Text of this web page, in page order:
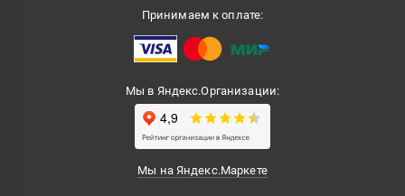
Принимаем к оплате:
Мы в Яндекс.Организации:
Мы на Яндекс.Маркете